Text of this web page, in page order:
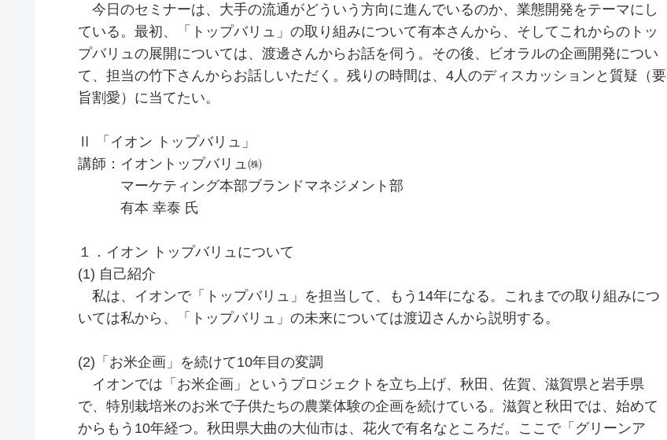
今日のセミナーは、大手の流通がどういう方向に進んでいるのか、業態開発をテーマにし
ている。最初、「トップバリュ」の取り組みについて有本さんから、そしてこれからのトッ
プバリュの展開については、渡邊さんからお話を伺う。その後、ビオラルの企画開発につい
て、担当の竹下さんからお話しいただく。残りの時間は、4人のディスカッションと質疑（要
旨割愛）に当てたい。
Ⅱ 「イオン トップバリュ」
講師：イオントップバリュ㈱
マーケティング本部ブランドマネジメント部
有本 幸泰 氏
１．イオン トップバリュについて
(1) 自己紹介
私は、イオンで「トップバリュ」を担当して、もう14年になる。これまでの取り組みにつ
いては私から、「トップバリュ」の未来については渡辺さんから説明する。
(2)「お米企画」を続けて10年目の変調
イオンでは「お米企画」というプロジェクトを立ち上げ、秋田、佐賀、滋賀県と岩手県
で、特別栽培米のお米で子供たちの農業体験の企画を続けている。滋賀と秋田では、始めて
からもう10年経つ。秋田県大曲の大仙市は、花火で有名なところだ。ここで「グリーンア